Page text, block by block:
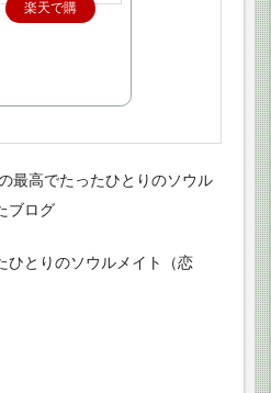
楽天で購
最高でたったひとりのソウル
ブログ
ひとりのソウルメイト（恋